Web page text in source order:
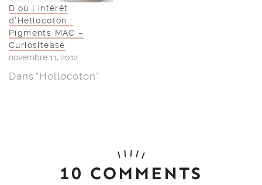
D’où l’intérêt
d’Hellocoton :
Pigments MAC –
Curiositease
novembre 11, 2012
Dans "Hellocoton"
10 COMMENTS